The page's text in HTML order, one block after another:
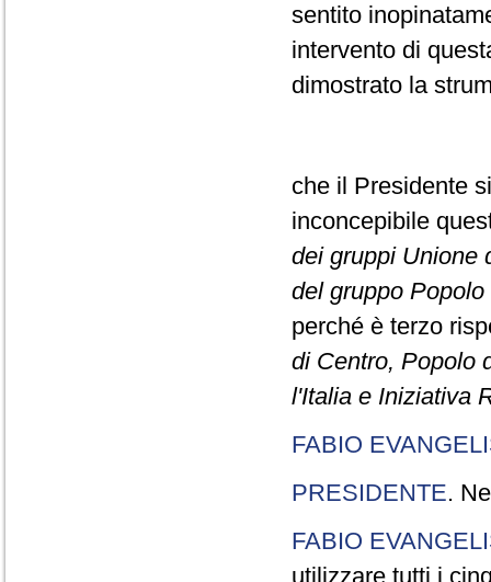
sentito
intervento di
dimostrato la
che il Presidente
inconcepibile
dei gruppi Unione
del gruppo
perché è terzo
di Centro, Popolo
l'Italia e Iniziativa
FABIO
PRESIDENTE.
FABIO
utilizzare tutti i